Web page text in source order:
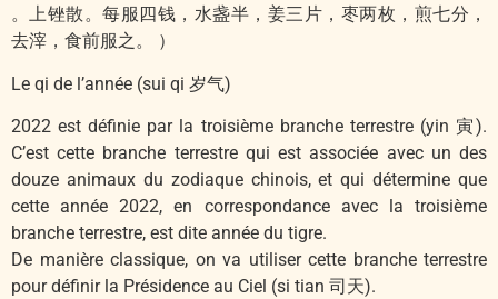
。上锉散。每服四钱，水盏半，姜三片，枣两枚，煎七分，
去滓，食前服之。 ）
Le qi de l’année (sui qi 岁气)
2022 est définie par la troisième branche terrestre (yin 寅).
C’est cette branche terrestre qui est associée avec un des
douze animaux du zodiaque chinois, et qui détermine que
cette année 2022, en correspondance avec la troisième
branche terrestre, est dite année du tigre.
De manière classique, on va utiliser cette branche terrestre
pour définir la Présidence au Ciel (si tian 司天).